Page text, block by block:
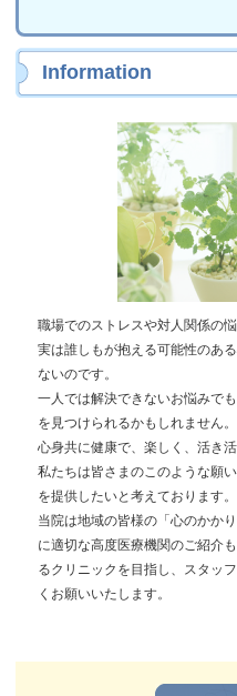
Information
職場でのストレスや対人関係の
実は誰しもが抱える可能性のあ
ないのです。
一人では解決できないお悩みで
を見つけられるかもしれません。
心身共に健康で、楽しく、活き
私たちは皆さまのこのような願
を提供したいと考えております。
当院は地域の皆様の「心のかか
に適切な高度医療機関のご紹介
るクリニックを目指し、スタッ
くお願いいたします。